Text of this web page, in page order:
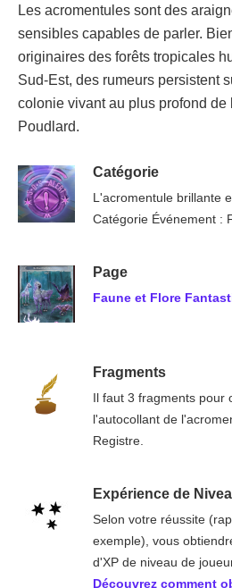
Les acromentules sont des
sensibles capables de parler.
originaires des forêts tropicales
Sud-Est, des rumeurs persistent
colonie vivant au plus profond de
Poudlard.
Catégorie
L'acromentule brillante
Catégorie Événement :
Page
Faune et Flore
Fragments
Il faut 3 fragments pour
l'autocollant de
Registre.
Expérience de
Selon votre réussite
exemple), vous
d'XP de niveau de
Découvrez comment